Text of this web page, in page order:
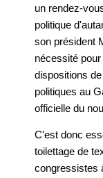
un rendez-
politique
son président
nécessité
dispositions
politiques au
officielle du
C'est donc
toilettage de
congressistes